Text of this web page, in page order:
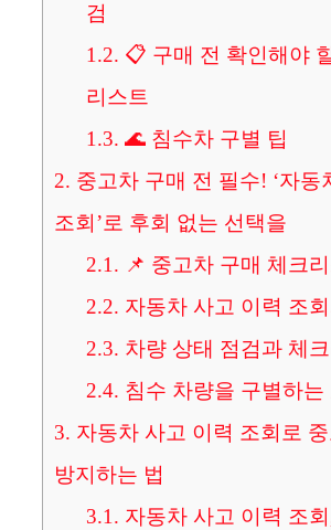
검
1.2. 📋 구매 전 확인해야
리스트
1.3. 🌊 침수차 구별 팁
2. 중고차 구매 전 필수! ‘자동
조회’로 후회 없는 선택을
2.1. 📌 중고차 구매 체크
2.2. 자동차 사고 이력 조
2.3. 차량 상태 점검과 체
2.4. 침수 차량을 구별하는
3. 자동차 사고 이력 조회로 중
방지하는 법
3.1. 자동차 사고 이력 조